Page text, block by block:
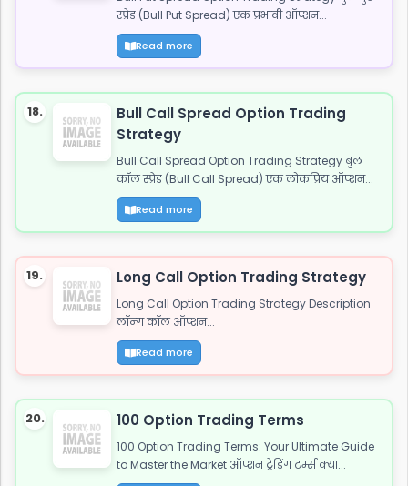
स्प्रेड (Bull Put Spread) एक प्रभावी ऑप्शन...
Read more
18.
Bull Call Spread Option Trading
Strategy
Bull Call Spread Option Trading Strategy बुल
कॉल स्प्रेड (Bull Call Spread) एक लोकप्रिय ऑप्शन...
Read more
19. Long Call Option Trading Strategy
Long Call Option Trading Strategy Description
लॉन्ग कॉल ऑप्शन...
Read more
20. 100 Option Trading Terms
100 Option Trading Terms: Your Ultimate Guide
to Master the Market ऑप्शन ट्रेडिंग टर्म्स क्या...